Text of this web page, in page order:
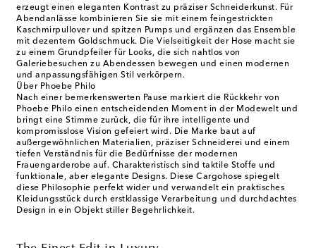
erzeugt einen eleganten Kontrast zu präziser Schneiderkunst. Für
Abendanlässe kombinieren Sie sie mit einem feingestrickten
Kaschmirpullover und spitzen Pumps und ergänzen das Ensemble
mit dezentem Goldschmuck. Die Vielseitigkeit der Hose macht sie
zu einem Grundpfeiler für Looks, die sich nahtlos von
Galeriebesuchen zu Abendessen bewegen und einen modernen
und anpassungsfähigen Stil verkörpern.
Über Phoebe Philo
Nach einer bemerkenswerten Pause markiert die Rückkehr von
Phoebe Philo einen entscheidenden Moment in der Modewelt und
bringt eine Stimme zurück, die für ihre intelligente und
kompromisslose Vision gefeiert wird. Die Marke baut auf
außergewöhnlichen Materialien, präziser Schneiderei und einem
tiefen Verständnis für die Bedürfnisse der modernen
Frauengarderobe auf. Charakteristisch sind taktile Stoffe und
funktionale, aber elegante Designs. Diese Cargohose spiegelt
diese Philosophie perfekt wider und verwandelt ein praktisches
Kleidungsstück durch erstklassige Verarbeitung und durchdachtes
Design in ein Objekt stiller Begehrlichkeit.